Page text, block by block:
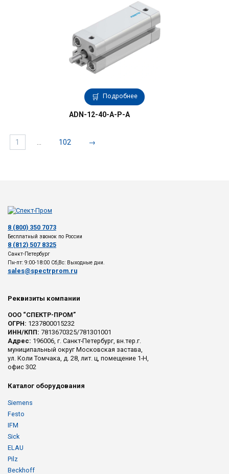
Подробнее
ADN-12-40-A-P-A
1 … 102 →
8 (800) 350 7073
Бесплатный звонок по России
8 (812) 507 8325
Санкт-Петербург
Пн-пт: 9:00-18:00 Сб,Вс: Выходные дни.
sales@spectrprom.ru
Реквизиты компании
ООО “СПЕКТР-ПРОМ”
ОГРН: 1237800015232
ИНН/КПП: 7813670325/781301001
Адрес: 196006, г. Санкт-Петербург, вн.тер.г.
муниципальный округ Московская застава,
ул. Коли Томчака, д. 28, лит. ц, помещение 1-Н,
офис 302
Каталог оборудования
Siemens
Festo
IFM
Sick
ELAU
Pilz
Beckhoff